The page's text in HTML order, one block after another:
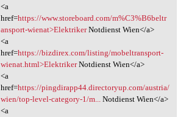
<a
href=https://www.storeboard.com/m%C3%B6beltr
ansport-wienat>ElektrikerNotdienst Wien</a>
<a
href=https://bizdirex.com/listing/mobeltransport-
wienat.html>ElektrikerNotdienst Wien</a>
<a
href=https://pingdirapp44.directoryup.com/austria/
wien/top-level-category-1/m...
Notdienst Wien</a>
<a